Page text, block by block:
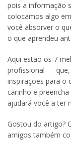
pois a informação
colocamos algo
você absorver o
o que aprendeu
Aqui estão os 7
profissional — que,
inspirações para o
carinho e
ajudará você a ter
Gostou do artigo?
amigos também